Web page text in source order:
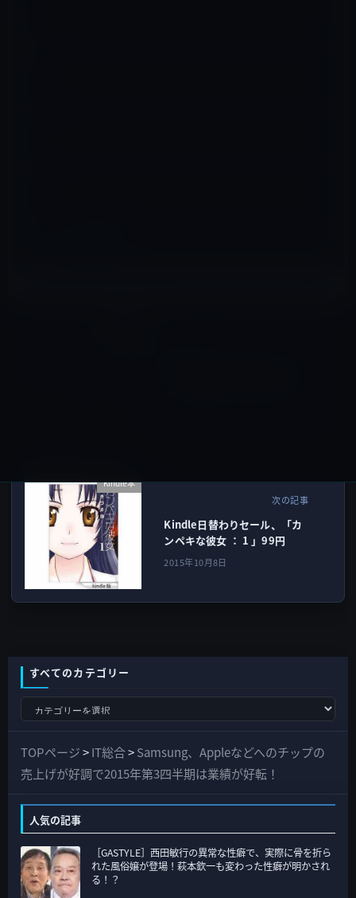
Kindle本
次の記事
Kindle日替わりセール、「カ
ンペキな彼女 ： 1 」99円
2015年10月8日
すべてのカテゴリー
て
の
ゴ
リ
ー
TOPページ>IT総合>Samsung、Appleなどへのチップの
売上げが好調で2015年第3四半期は業績が好転！
人気の記事
［GASTYLE］西田敏行の異常な性癖で、実際に骨を折ら
れた風俗嬢が登場！萩本欽一も変わった性癖が明かされ
る！？